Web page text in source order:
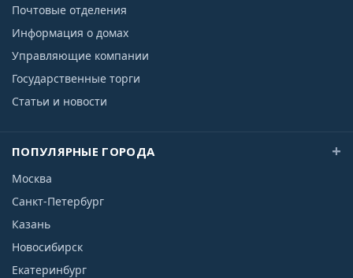
Почтовые отделения
Информация о домах
Управляющие компании
Государственные торги
Статьи и новости
ПОПУЛЯРНЫЕ ГОРОДА
Москва
Санкт-Петербург
Казань
Новосибирск
Екатеринбург